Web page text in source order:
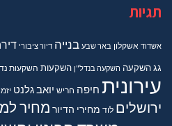
תגיות
אשדוד אשקלון באר שבע בנייה דיור ציבורי
גגהשקעה השקעה בנדל"ן השקעות השקעות
עירונית חיפה חריש יואב גלנט
ירושלים לוד מחירי הדיור מחיר